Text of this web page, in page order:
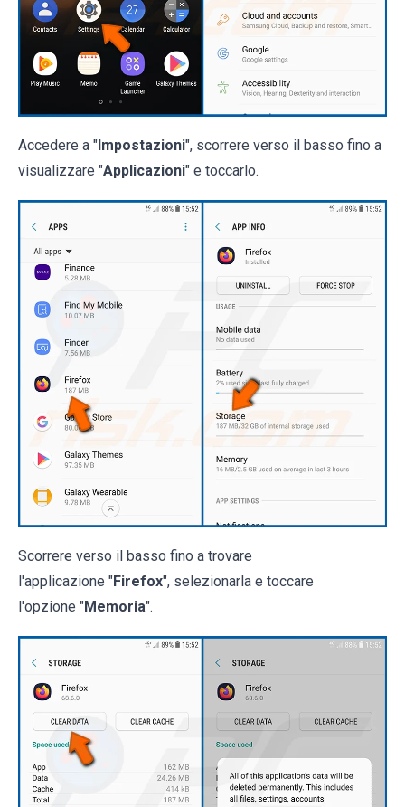
Accedere a "Impostazioni", scorrere verso il basso fino a
visualizzare "Applicazioni" e toccarlo.
Scorrere verso il basso fino a trovare
l'applicazione "Firefox", selezionarla e toccare
l'opzione "Memoria".